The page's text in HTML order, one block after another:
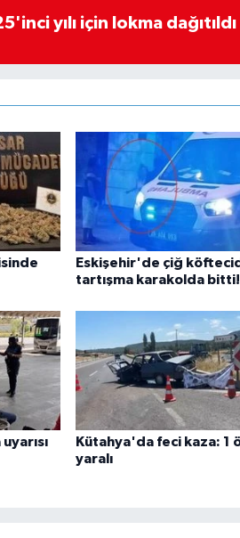
yılı için lokma dağıtıldı
Eskişehir'de çiğ
tartışma karakolda bitti!
Kütahya'da feci kaza: 1
yaralı